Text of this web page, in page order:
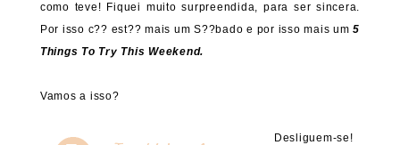
como teve! Fiquei muito surpreendida, para ser sincera.
Por isso c?? est?? mais um S??bado e por isso mais um5
Things To Try This Weekend.
Vamos a isso?
Desliguem-se!